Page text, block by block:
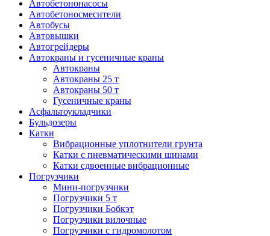
Автобетононасосы
Авто­бетоно­смесители
Автобусы
Автовышки
Автогрейдеры
Автокраны и гусеничные краны
Автокраны
Автокраны 25 т
Автокраны 50 т
Гусеничные краны
Асфальтоукладчики
Бульдозеры
Катки
Вибрационные уплотнители грунта
Катки с пневматическими шинами
Катки сдвоенные вибрационные
Погрузчики
Мини-погрузчики
Погрузчики 5 т
Погрузчики Бобкэт
Погрузчики вилочные
Погрузчики с гидромолотом